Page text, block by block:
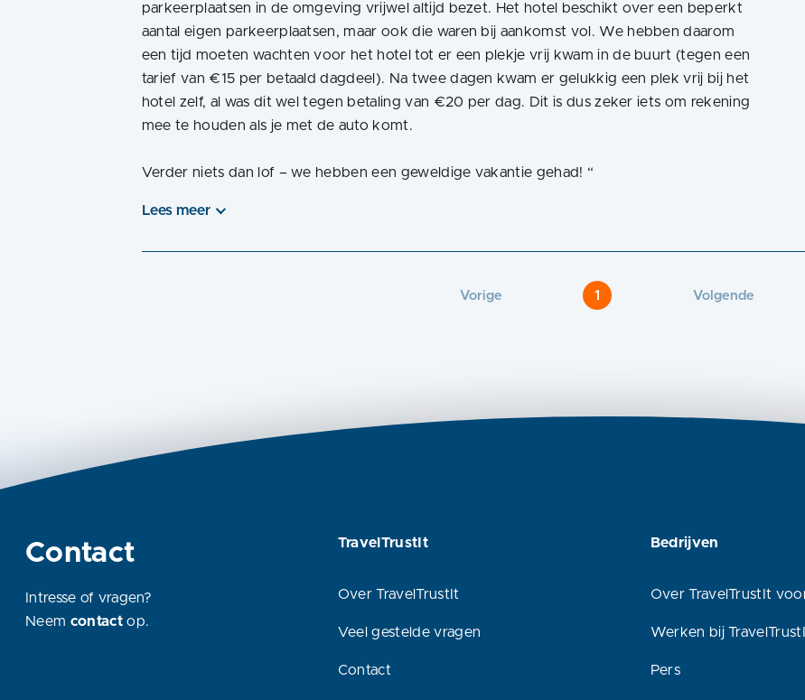
parkeerplaatsen in de omgeving vrijwel altijd bezet. Het hotel beschikt over een beperkt
aantal eigen parkeerplaatsen, maar ook die waren bij aankomst vol. We hebben daarom
een tijd moeten wachten voor het hotel tot er een plekje vrij kwam in de buurt (tegen een
tarief van €15 per betaald dagdeel). Na twee dagen kwam er gelukkig een plek vrij bij het
hotel zelf, al was dit wel tegen betaling van €20 per dag. Dit is dus zeker iets om rekening
mee te houden als je met de auto komt.
Verder niets dan lof – we hebben een geweldige vakantie gehad! “
Lees meer
Vorige 1 Volgende
Contact
Intresse of vragen?
Neem contact op.
TravelTrustIt
Over TravelTrustIt
Veel gestelde vragen
Contact
Bedrijven
Over TravelTrustIt
Werken bij
Pers